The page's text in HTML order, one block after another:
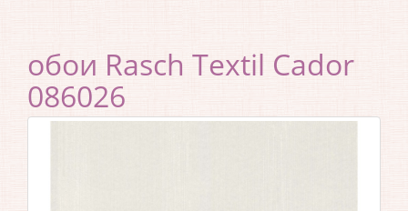
обои Rasch Textil Cador
086026